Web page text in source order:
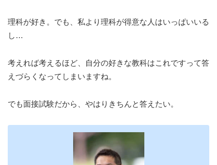
理科が好き。でも、私より理科が得意な人はいっぱいいる
し…
考えれば考えるほど、自分の好きな教科はこれですって答
えづらくなってしまいますね。
でも面接試験だから、やはりきちんと答えたい。